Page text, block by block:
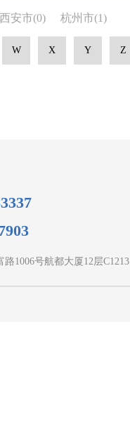
西安市(0) 杭州市(1)
W X Y Z
1006号航都大厦12层C1213